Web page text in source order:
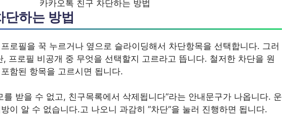
카카오톡 친구 차단하는 방법
단하는 방법
로필을 꾹 누르거나 옆으로 슬라이딩해서 차단항목을 선택합니다. 그러
, 프로필 비공개 중 무엇을 선택할지 고르라고 뜹니다. 철저한 차단을 원
함된 항목을 고르시면 됩니다.
를 받을 수 없고, 친구목록에서 삭제됩니다”라는 안내문구가 나옵니다. 운
이 알 수 없습니다.고 나오니 과감히 ”차단”을 눌러 진행하면 됩니다.